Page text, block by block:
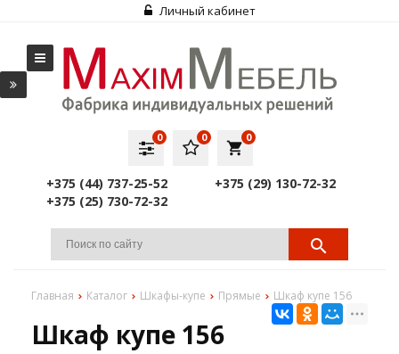
Личный кабинет
local_grocery_store
0
0
0
+375 (44) 737-25-52
+375 (29) 130-72-32
+375 (25) 730-72-32
Главная Каталог Шкафы-купе Прямые Шкаф купе 156
Шкаф купе 156